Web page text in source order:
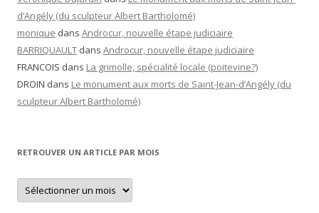
d’Angély (du sculpteur Albert Bartholomé)
monique dans Androcur, nouvelle étape judiciaire
BARRIQUAULT dans Androcur, nouvelle étape judiciaire
FRANCOIS dans La grimolle, spécialité locale (poitevine?)
DROIN dans Le monument aux morts de Saint-Jean-d’Angély (du
sculpteur Albert Bartholomé)
RETROUVER UN ARTICLE PAR MOIS
Retrouver
un
article